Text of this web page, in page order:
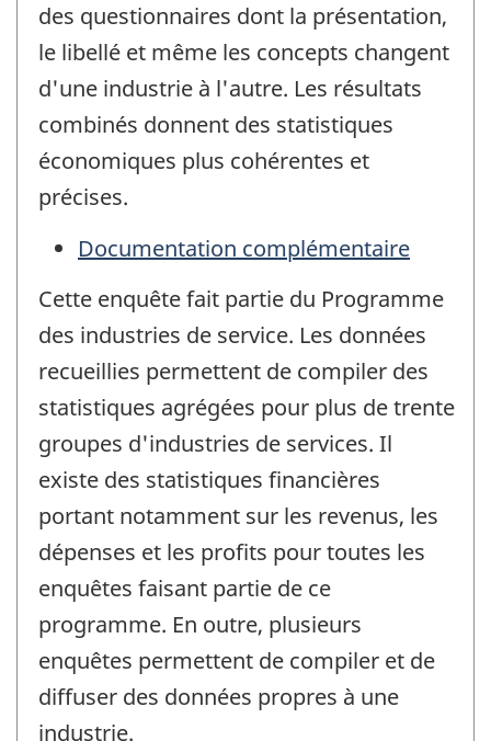
des questionnaires dont la présentation,
le libellé et même les concepts changent
d'une industrie à l'autre. Les résultats
combinés donnent des statistiques
économiques plus cohérentes et
précises.
Documentation complémentaire
Cette enquête fait partie du Programme
des industries de service. Les données
recueillies permettent de compiler des
statistiques agrégées pour plus de trente
groupes d'industries de services. Il
existe des statistiques financières
portant notamment sur les revenus, les
dépenses et les profits pour toutes les
enquêtes faisant partie de ce
programme. En outre, plusieurs
enquêtes permettent de compiler et de
diffuser des données propres à une
industrie.